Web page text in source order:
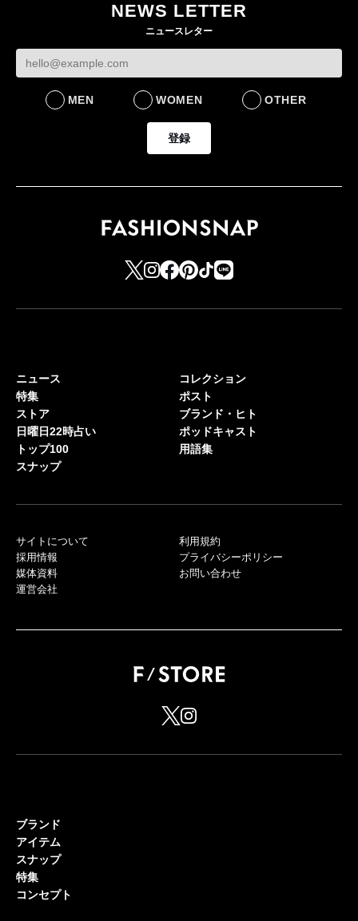
NEWS LETTER
ニュースレター
MEN WOMEN OTHER
登録
ニュース
特集
ストア
日曜日22時占い
トップ100
スナップ
コレクション
ポスト
ブランド・ヒト
ポッドキャスト
用語集
サイトについて
採用情報
媒体資料
運営会社
利用規約
プライバシーポリシー
お問い合わせ
ブランド
アイテム
スナップ
特集
コンセプト